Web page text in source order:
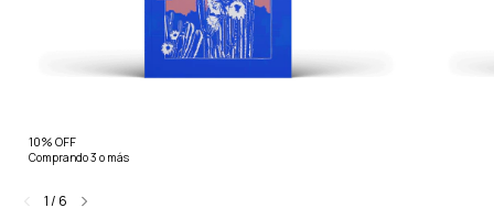
10% OFF
Comprando 3 o más
1/ 6